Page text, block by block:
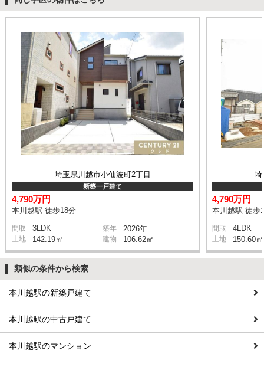
埼玉県川越市小仙波町2丁目
新築一戸建て
4,790万円
本川越駅 徒歩18分
間取 3LDK 築年 2026年
土地 142.19㎡ 建物 106.62㎡
埼
4,790万円
本川越駅 徒歩
間取 4LDK
土地 150.60㎡
類似の条件から検索
本川越駅の新築戸建て
本川越駅の中古戸建て
本川越駅のマンション